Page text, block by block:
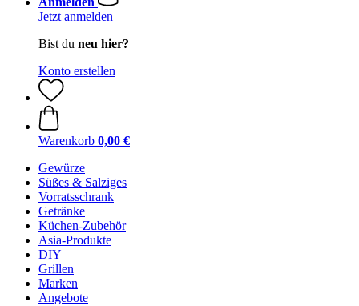
Jetzt anmelden
Bist du neu hier?
Konto erstellen
Warenkorb 0,00 €
Gewürze
Süßes & Salziges
Vorratsschrank
Getränke
Küchen-Zubehör
Asia-Produkte
DIY
Grillen
Marken
Angebote